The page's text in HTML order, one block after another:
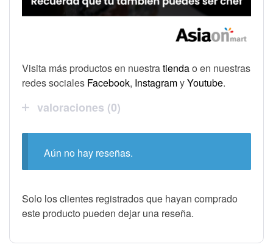
Visita más productos en nuestratiendao en nuestras
redes sociales Facebook, InstagramyYoutube.
valoraciones (0)
Aún no hay reseñas.
Solo los clientes registrados que hayan comprado
este producto pueden dejar una reseña.